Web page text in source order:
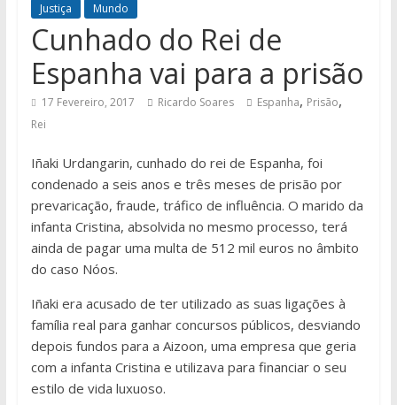
Justiça Mundo
Cunhado do Rei de
Espanha vai para a prisão
17 Fevereiro, 2017 Ricardo Soares Espanha, Prisão,
Rei
Iñaki Urdangarin, cunhado do rei de Espanha, foi
condenado a seis anos e três meses de prisão por
prevaricação, fraude, tráfico de influência. O marido da
infanta Cristina, absolvida no mesmo processo, terá
ainda de pagar uma multa de 512 mil euros no âmbito
do caso Nóos.
Iñaki era acusado de ter utilizado as suas ligações à
família real para ganhar concursos públicos, desviando
depois fundos para a Aizoon, uma empresa que geria
com a infanta Cristina e utilizava para financiar o seu
estilo de vida luxuoso.